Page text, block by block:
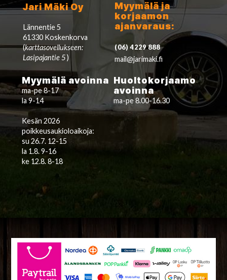
Jari Mäki Oy
Lännentie 5
61330 Koskenkorva
(karttasovellukseen:
Lasipajantie 5)
Myymälä ja
korjaamon
ajanvaraus:
(06) 4229 888
mail@jarimaki.fi
Myymälä avoinna
ma-pe 8-17
la 9-14
Kesän 2026
poikkeusaukioloaikoja:
su 26.7. 12-15
la 1.8. 9-16
ke 12.8. 8-18
Huoltokorjaamo
avoinna
ma-pe 8.00-16.30